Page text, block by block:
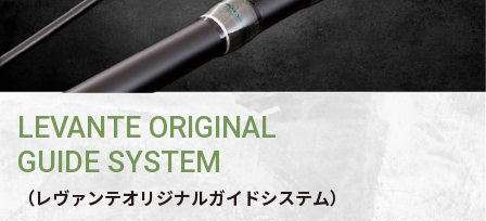
LEVANTE ORIGINAL
GUIDE SYSTEM
（レヴァンテオリジナルガイドシステム）